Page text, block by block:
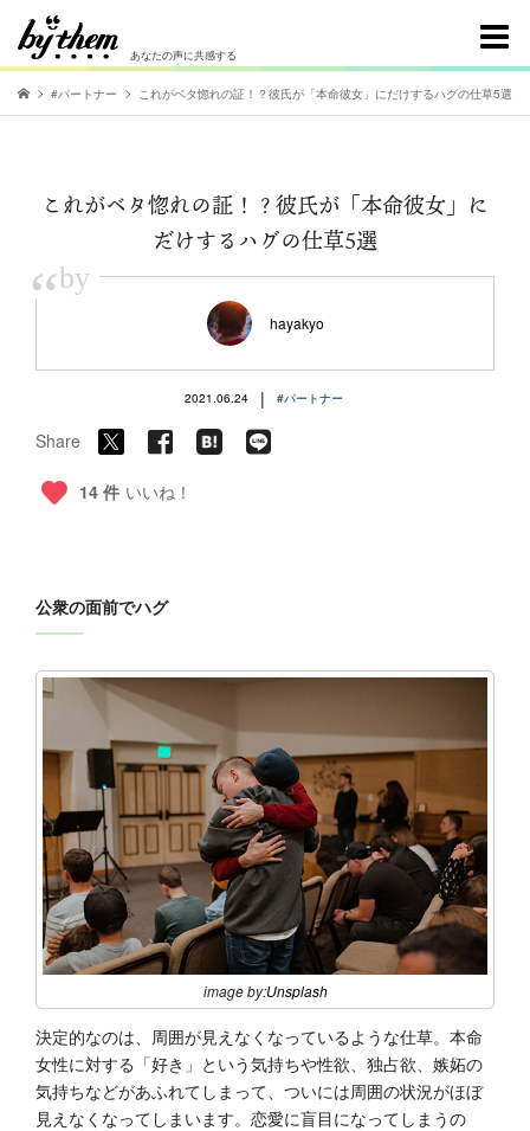
あなたの声に共感する
#パートナー これがベタ惚れの証！？彼氏が「本命彼女」にだけするハグの仕草5選
これがベタ惚れの証！？彼氏が「本命彼女」に
だけするハグの仕草5選
“by
hayakyo
2021.06.24 | #パートナー
Share
14 件 いいね！
公衆の面前でハグ
image by:Unsplash
決定的なのは、周囲が見えなくなっているような仕草。本命
女性に対する「好き」という気持ちや性欲、独占欲、嫉妬の
気持ちなどがあふれてしまって、ついには周囲の状況がほぼ
見えなくなってしまいます。恋愛に盲目になってしまうの